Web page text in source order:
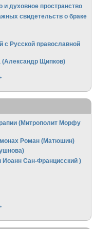
и духовное пространство
свидетельств о браке
с Русской православной
(Александр Щипков)
(Митрополит Морфу
Роман (Матюшин)
Иоанн Сан-Францисский )